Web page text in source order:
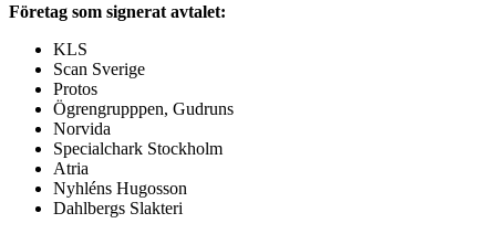
Företag som signerat avtalet:
KLS
Scan Sverige
Protos
Ögrengrupppen, Gudruns
Norvida
Specialchark Stockholm
Atria
Nyhléns Hugosson
Dahlbergs Slakteri